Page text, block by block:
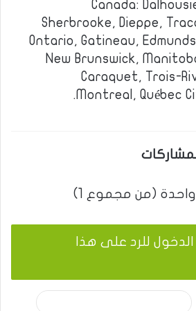
Canada:
Sherbrooke, Dieppe,
Ontario, Gatineau,
New Brunswick,
Caraquet, Trois-
Montreal, Québec
(من مجموع 1)
للرد على هذا